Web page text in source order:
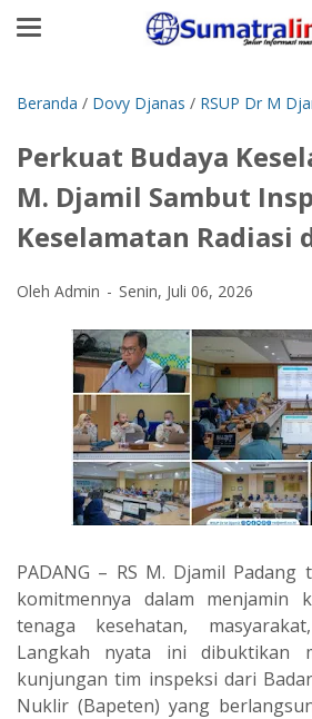
Beranda / Dovy Djanas / RSUP Dr M
Perkuat Budaya
M. Djamil Sambut
Keselamatan Radiasi
Oleh Admin Senin, Juli 06, 2026
PADANG – RS M. Djamil
komitmennya dalam menjamin
tenaga kesehatan,
Langkah nyata ini dibuktikan
kunjungan tim inspeksi dari
Nuklir (Bapeten) yang